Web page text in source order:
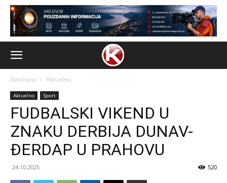
Naslovna Aktuelno
Aktuelno Sport
FUDBALSKI VIKEND U
ZNAKU DERBIJA DUNAV-
ĐERDAP U PRAHOVU
24.10.2025 520